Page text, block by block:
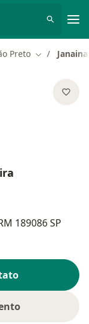
Preto Mudar de
189086 SP